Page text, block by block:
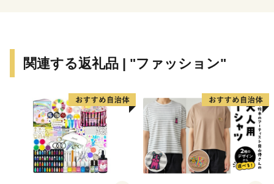
【お問い合わせへの返信について】
のメールアドレスにお問い合わせいただいた場合、通
常、翌開庁日に返信することとしています。
もし返信がない場合はアドレス誤りやサーバー障害など
の理由でメールが届いていない可能性がありますので、
お手数をおかけしますが、再度メールしていただくかお
関連する返礼品 | "ファッション"